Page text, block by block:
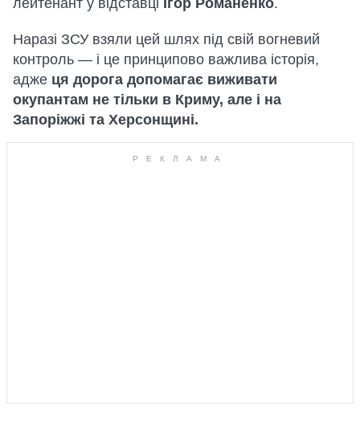
Наразі ЗСУ взяли цей шлях під свій вогневий
контроль — і це принципово важлива історія,
адже ця дорога допомагає виживати
окупантам не тільки в Криму, але і на
Запоріжжі та Херсонщині.